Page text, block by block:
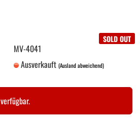
SOLD OUT
MV-4041
Ausverkauft(Ausland abweichend)